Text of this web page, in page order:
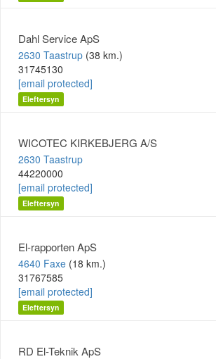
Dahl Service ApS
2630 Taastrup (38 km.)
31745130
[email protected]
Eleftersyn
WICOTEC KIRKEBJERG A/S
2630 Taastrup
44220000
[email protected]
Eleftersyn
El-rapporten ApS
4640 Faxe (18 km.)
31767585
[email protected]
Eleftersyn
RD El-Teknik ApS